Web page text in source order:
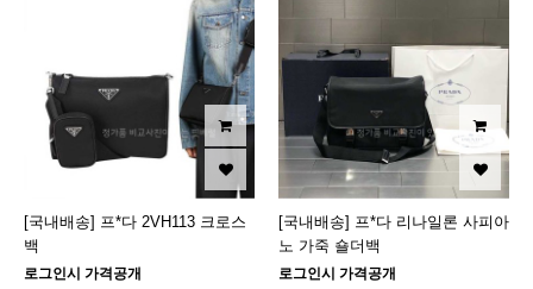
[국내배송] 프*다 2VH113 크로스
백
로그인시 가격공개
[국내배송] 프*다 리나일론 사피아
노 가죽 숄더백
로그인시 가격공개